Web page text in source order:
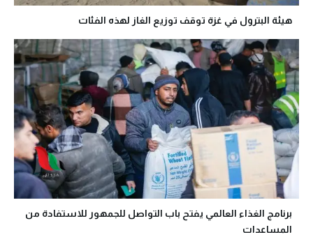
هيئة البترول في غزة توقف توزيع الغاز لهذه الفئات
برنامج الغذاء العالمي يفتح باب التواصل للجمهور للاستفادة من
المساعدات